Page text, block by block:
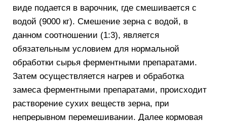
виде подается в варочник, где смешивается с
водой (9000 кг). Смешение зерна с водой, в
данном соотношении (1:3), является
обязательным условием для нормальной
обработки сырья ферментными препаратами.
Затем осуществля­ется нагрев и обработка
замеса ферментными препаратами, происходит
растворение сухих веществ зерна, при
непрерывном перемешивании. Далее кормовая